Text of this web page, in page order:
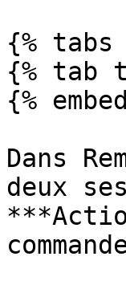
{% tabs
{% tab
{%
Dans
deux